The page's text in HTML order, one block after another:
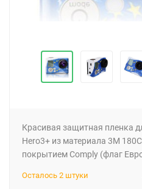
Красивая защитная пленка
Hero3+ из материала 3M
покрытием Comply (флаг
Осталось 2 штуки